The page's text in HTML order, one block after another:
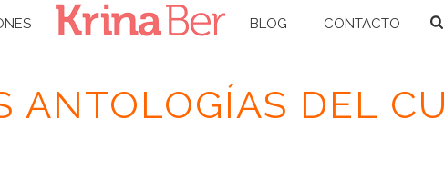
BLOG CONTACTO
ANTOLOGÍAS DEL